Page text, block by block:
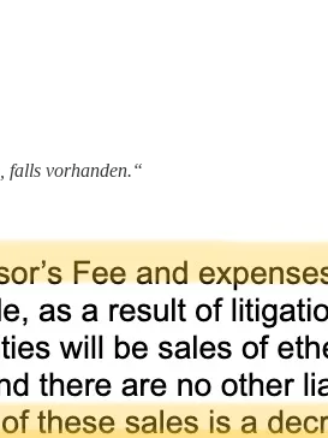
, falls vorhanden.“